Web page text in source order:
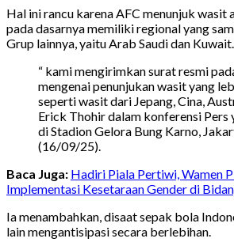
Hal ini rancu karena AFC menunjuk wasit
pada dasarnya memiliki regional yang
Grup lainnya, yaitu Arab Saudi dan Kuwait.
“ kami mengirimkan surat resmi
mengenai penunjukan wasit yang
seperti wasit dari Jepang, Cina,
Erick Thohir dalam konferensi Pers
di Stadion Gelora Bung Karno,
(16/09/25).
Baca Juga: Hadiri Piala Pertiwi, Wamen
Implementasi Kesetaraan Gender di
Ia menambahkan, disaat sepak bola
lain mengantisipasi secara berlebihan.